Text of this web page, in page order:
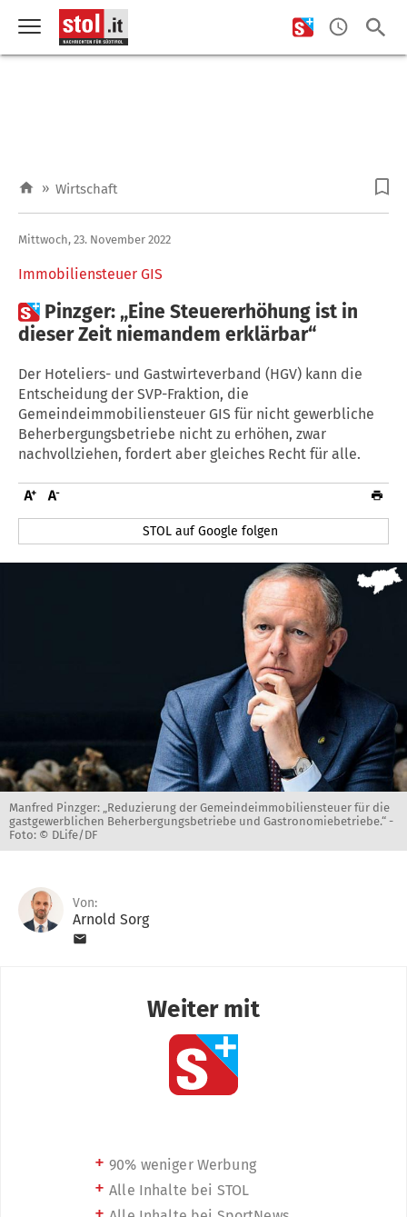
» Wirtschaft
Immobiliensteuer GIS
Mittwoch, 23. November 2022
 Pinzger: „Eine Steuererhöhung ist in
dieser Zeit niemandem erklärbar“
Der Hoteliers- und Gastwirteverband (HGV) kann die
Entscheidung der SVP-Fraktion, die
Gemeindeimmobiliensteuer GIS für nicht gewerbliche
Beherbergungsbetriebe nicht zu erhöhen, zwar
nachvollziehen, fordert aber gleiches Recht für alle.
STOL auf Google folgen
Manfred Pinzger: „Reduzierung der Gemeindeimmobiliensteuer für die
gastgewerblichen Beherbergungsbetriebe und Gastronomiebetriebe.“ -
Foto: © DLife/DF
Von:
Arnold Sorg